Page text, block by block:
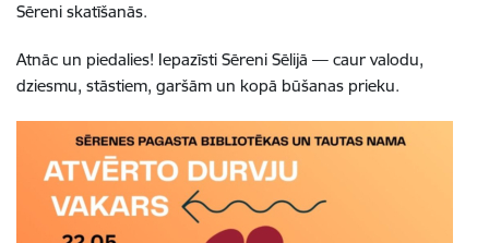
Sēreni skatīšanās.
Atnāc un piedalies! Iepazīsti Sēreni Sēlijā — caur valodu,
dziesmu, stāstiem, garšām un kopā būšanas prieku.